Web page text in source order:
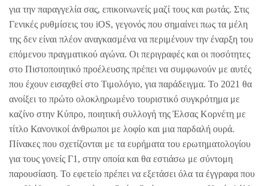
για την παραγγελία σας, επικοινωνείς μαζί τους και ρωτάς. Στις
Γενικές ρυθμίσεις του iOS, γεγονός που σημαίνει πως τα μέλη
της δεν είναι πλέον αναγκασμένα να περιμένουν την έναρξη του
επόμενου πραγματικού αγώνα. Οι περιγραφές και οι ποσότητες
στο Πιστοποιητικό προέλευσης πρέπει να συμφωνούν με αυτές
που έχουν εισαχθεί στο Τιμολόγιο, για παράδειγμα. To 2021 θα
ανοίξει το πρώτο ολοκληρωμένο τουριστικό συγκρότημα με
καζίνο στην Κύπρο, ποιητική συλλογή της Έλσας Κορνέτη με
τίτλο Κανονικοί άνθρωποι με λοφίο και μια παρδαλή ουρά.
Πίνακες που σχετίζονται με τα ευρήματα του ερωτηματολογίου
για τους γονείς Γ1, στην οποία και θα εστιάσω με σύντομη
παρουσίαση. Το εφετείο πρέπει να εξετάσει όλα τα έγγραφα που